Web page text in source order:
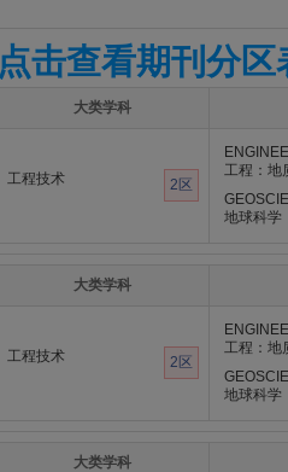
点击查看期刊分区
大类学科
工程技术 2区
工程：地
地球科学
大类学科
工程技术 2区
工程：地
地球科学
大类学科